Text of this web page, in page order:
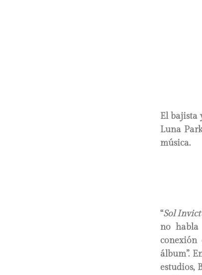
El bajista
Luna
música.
“Sol
no habla
conexión
álbum”.
estudios,